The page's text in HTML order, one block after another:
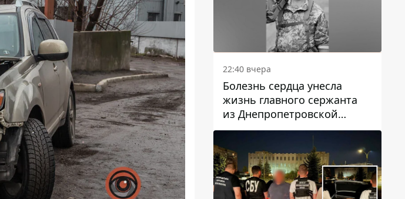
22:40 вчера
Болезнь сердца унесла
жизнь главного сержанта
из Днепропетровской
области Юрия Свистуна